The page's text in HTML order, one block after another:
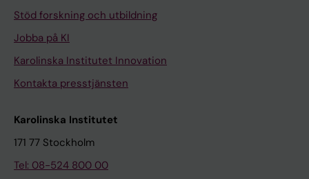
Stöd forskning och utbildning
Jobba på KI
Karolinska Institutet Innovation
Kontakta presstjänsten
Karolinska Institutet
171 77 Stockholm
Tel: 08-524 800 00